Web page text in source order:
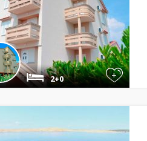
+
2+0